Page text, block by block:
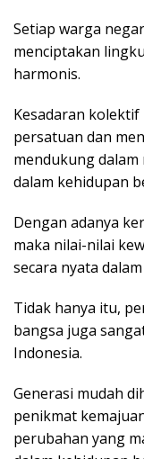
Setiap warga
menciptakan
harmonis.
Kesadaran
persatuan dan
mendukung
dalam kehidupan
Dengan adanya
maka nilai-nilai
secara nyata
Tidak hanya itu,
bangsa juga
Indonesia.
Generasi mudah
penikmat
perubahan yang